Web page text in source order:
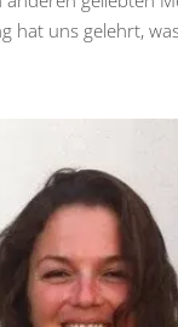
hat uns gelehrt,